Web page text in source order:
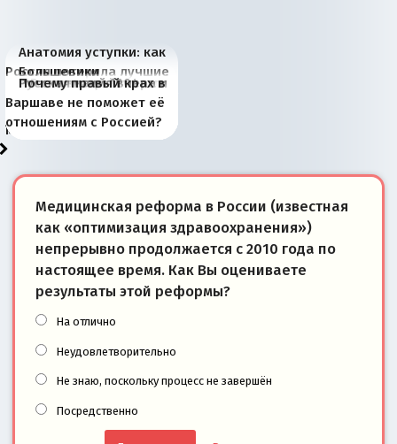
Анатомия уступки: как
Россия потеряла лучшие
рыбопромысловые
районы Баренцева
моря
Большевики
отличаются от «Яблока»
тем, что они -
победители
Киевская марионетка
Запада рассказала о
«переобувании» хозяев
В России назрели
перемены: 15 шагов к
суверенной экономике
Миграционный пожар
Европы
Россия начинает
сбрасывать балласт
Анкориджа
Россия зимой 1904
года: первые уступки во
внутренней политике
Русская нация вчера и
сегодня
Почему правый крах в
Варшаве не поможет её
отношениям с Россией?
Медицинская реформа в России (известная
как «оптимизация здравоохранения»)
непрерывно продолжается с 2010 года по
настоящее время. Как Вы оцениваете
результаты этой реформы?
На отлично
Неудовлетворительно
Не знаю, поскольку процесс не завершён
Посредственно